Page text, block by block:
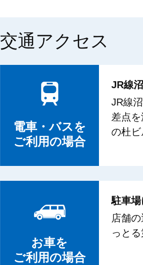
交通アクセス
電車・バスを
ご利用の場合
JR線
JR線
差点
の杜ビ
お車を
ご利用の場合
駐車
店舗
っと